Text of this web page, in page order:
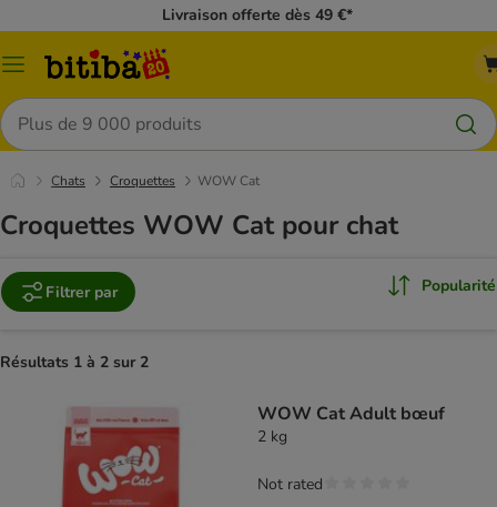
Livraison offerte dès 49 €*
Menu
Rechercher
Chats Croquettes WOW Cat
Croquettes WOW Cat pour chat
Filtrer par Popularité
Résultats 1 à 2 sur 2
WOW Cat Adult bœuf
2 kg
Not rated